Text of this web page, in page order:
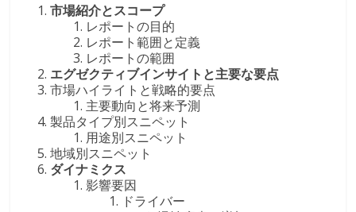
市場紹介とスコープ
レポートの目的
レポート範囲と定義
レポートの範囲
エグゼクティブインサイトと主要な要点
市場ハイライトと戦略的要点
主要動向と将来予測
製品タイプ別スニペット
用途別スニペット
地域別スニペット
ダイナミクス
影響要因
ドライバー